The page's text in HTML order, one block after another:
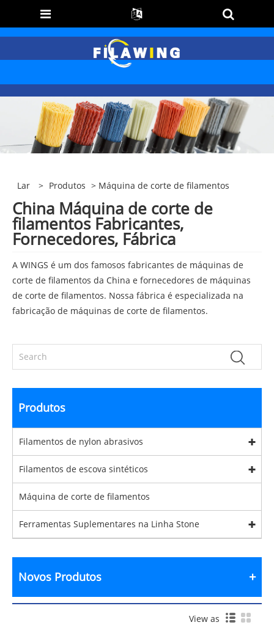
Lar > Produtos > Máquina de corte de filamentos
China Máquina de corte de
filamentos Fabricantes,
Fornecedores, Fábrica
A WINGS é um dos famosos fabricantes de máquinas de
corte de filamentos da China e fornecedores de máquinas
de corte de filamentos. Nossa fábrica é especializada na
fabricação de máquinas de corte de filamentos.
Produtos
Filamentos de nylon abrasivos
Filamentos de escova sintéticos
Máquina de corte de filamentos
Ferramentas Suplementares na Linha Stone
Novos Produtos
View as